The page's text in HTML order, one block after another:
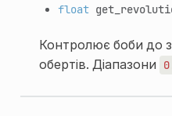
float
Контролює боби до
обертів. Діапазони